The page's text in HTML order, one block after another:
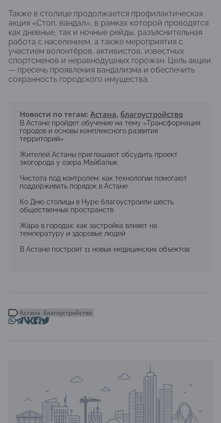
Также в столице продолжается профилактическая
акция «Стоп, вандал», в рамках которой проводятся
как дневные, так и ночные рейды, разъяснительная
работа с населением, а также мероприятия с
участием волонтёров, активистов, известных
спортсменов и неравнодушных горожан. Цель акции
— пресечь проявления вандализма и обеспечить
сохранность городского имущества.
Новости по тегам: Астана, благоустройство
В Астане пройдет обучение на тему «Трансформация
городов и основы комплексного развития
территорий»
Жителей Астаны приглашают обсудить проект
экогорода у озера Майбалык
Чистота под контролем: как технологии помогают
поддерживать порядок в Астане
Ко Дню столицы в Нуре благоустроили шесть
общественных пространств
Жара в городах: как застройка влияет на
температуру и здоровье людей
В Астане построят 11 новых медицинских объектов
Астана благоустройство